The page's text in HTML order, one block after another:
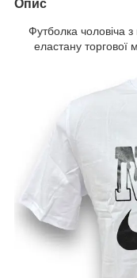
Опис
Футболка чоловіча
еластану торгової